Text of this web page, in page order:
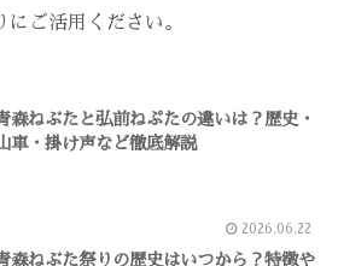
ご活用ください。
森ねぶたと弘前ねぷたの違いは？歴史・
車・掛け声など徹底解説
2026.06.22
森ねぶた祭りの歴史はいつから？特徴や